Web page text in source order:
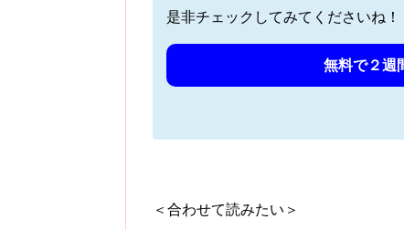
是非チェックしてみてくださいね！
無料で２週
＜合わせて読みたい＞